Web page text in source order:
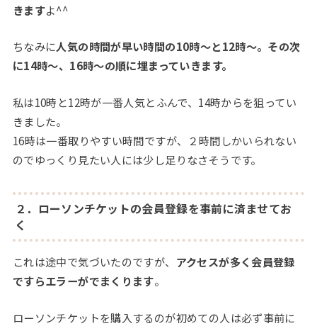
きますよ^^
ちなみに人気の時間が早い時間の10時～と12時～。その次
に14時～、16時～の順に埋まっていきます。
私は10時と12時が一番人気とふんで、14時からを狙ってい
きました。
16時は一番取りやすい時間ですが、２時間しかいられない
のでゆっくり見たい人には少し足りなさそうです。
２．ローソンチケットの会員登録を事前に済ませてお
く
これは途中で気づいたのですが、 アクセスが多く会員登録
ですらエラーがでまくります。
ローソンチケットを購入するのが初めての人は必ず事前に